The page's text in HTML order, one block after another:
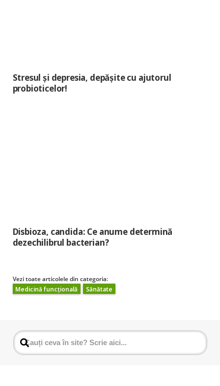
Stresul și depresia, depășite cu ajutorul
probioticelor!
Disbioza, candida: Ce anume determină
dezechilibrul bacterian?
Vezi toate articolele din categoria:
Medicină funcțională
Sănătate